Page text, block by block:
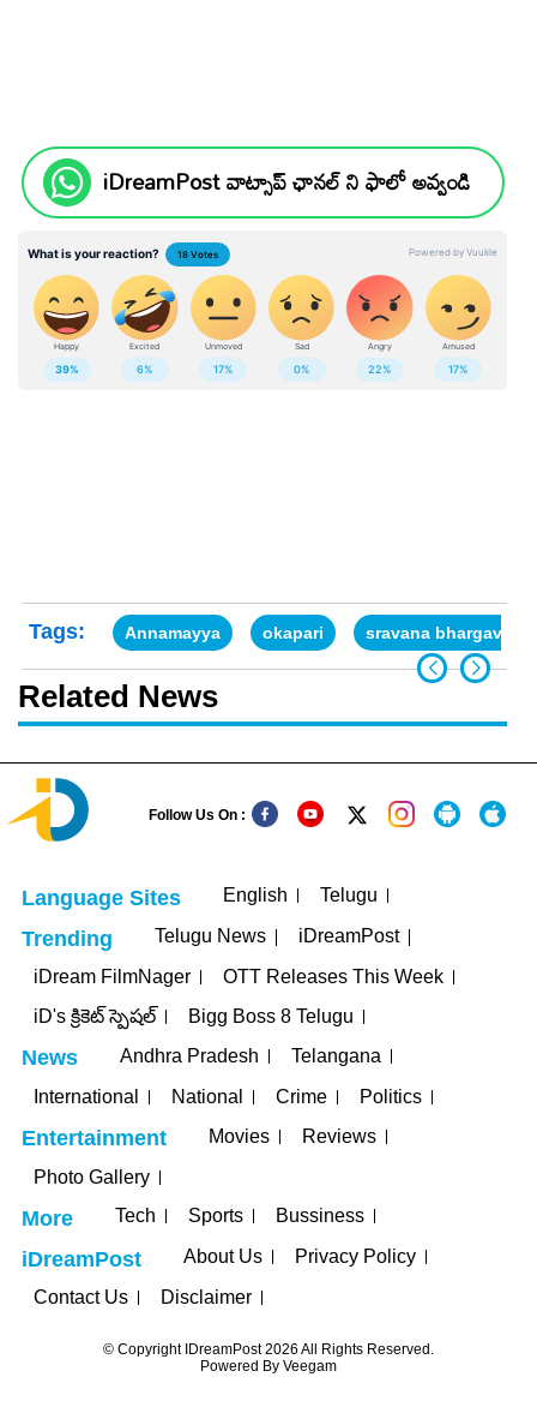
iDreamPost వాట్సాప్ ఛానల్ ని ఫాలో అవ్వండి
Tags: Annamayya okapari sravana bhargavi
Related News
Follow Us On :
Language Sites English Telugu
Trending Telugu News
iDreamPost
iDream FilmNager
OTT Releases This Week
iD's క్రికెట్ స్పెషల్
Bigg Boss 8 Telugu
News Andhra Pradesh
Telangana
International
National Crime Politics
Entertainment Movies
Reviews
Photo Gallery
More Tech Sports Bussiness
iDreamPost About Us
Privacy Policy
Contact Us
Disclaimer
© Copyright IDreamPost 2026 All Rights Reserved.
Powered By Veegam